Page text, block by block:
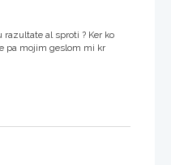
razultate al sproti ? Ker ko
pa mojim geslom mi kr